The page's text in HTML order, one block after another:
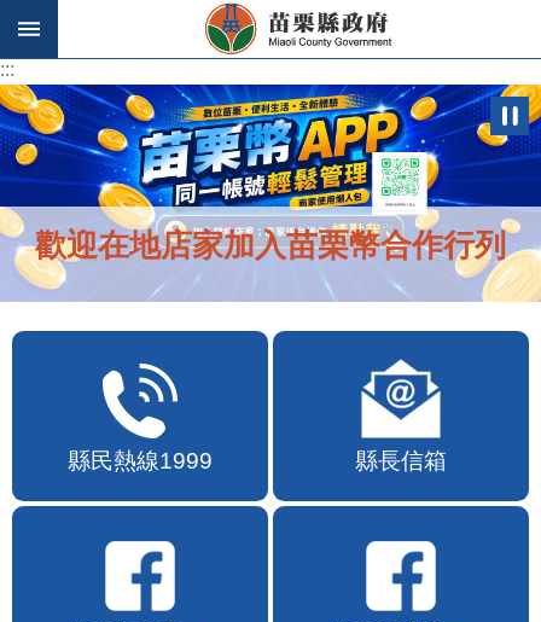
跳到主要內容區塊
:::
:::
歡迎在地店家加入苗栗幣合作行列
縣民熱線1999 縣長信箱